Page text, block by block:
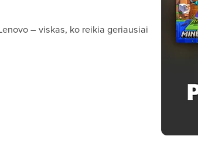
– viskas, ko reikia geriausiai